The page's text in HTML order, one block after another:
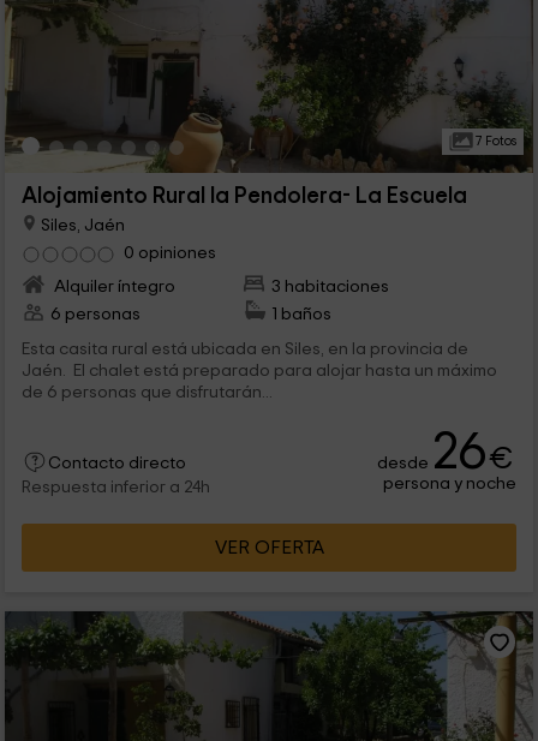
7 Fotos
Alojamiento Rural la Pendolera- La Escuela
Siles, Jaén
0 opiniones
Alquiler íntegro
3 habitaciones
6 personas
1 baños
Esta casita rural está ubicada en Siles, en la provincia de
Jaén. El chalet está preparado para alojar hasta un máximo
de 6 personas que disfrutarán...
Contacto directo
Respuesta inferior a 24h
desde 26€
persona y noche
VER OFERTA